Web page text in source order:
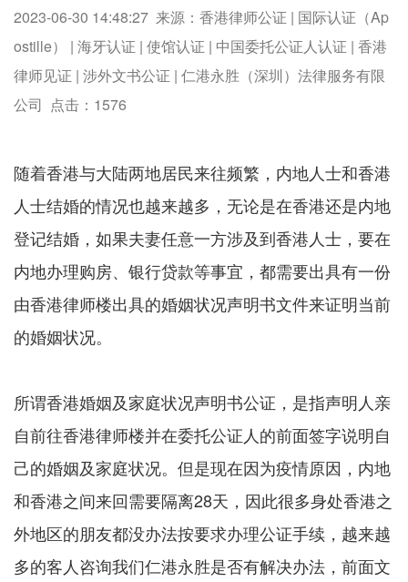
2023-06-30 14:48:27 来源：香港律师公证 | 国际认证（Ap
ostille） | 海牙认证 | 使馆认证 | 中国委托公证人认证 | 香港
律师见证 | 涉外文书公证 | 仁港永胜（深圳）法律服务有限
公司 点击： 1576
随着香港与大陆两地居民来往频繁，内地人士和香港
人士结婚的情况也越来越多，无论是在香港还是内地
登记结婚，如果夫妻任意一方涉及到香港人士，要在
内地办理购房、银行贷款等事宜，都需要出具有一份
由香港律师楼出具的婚姻状况声明书文件来证明当前
的婚姻状况。
所谓香港婚姻及家庭状况声明书公证，是指声明人亲
自前往香港律师楼并在委托公证人的前面签字说明自
己的婚姻及家庭状况。但是现在因为疫情原因，内地
和香港之间来回需要隔离28天，因此很多身处香港之
外地区的朋友都没办法按要求办理公证手续，越来越
多的客人咨询我们仁港永胜是否有解决办法，前面文